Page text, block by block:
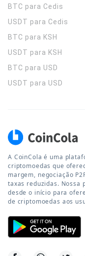
BTC para Cedis
USDT para Cedis
BTC para KSH
USDT para KSH
BTC para USD
USDT para USD
A CoinCola é uma
criptomoedas que
margem, negociação
taxas reduzidas.
desde o início para
de criptomoedas aos